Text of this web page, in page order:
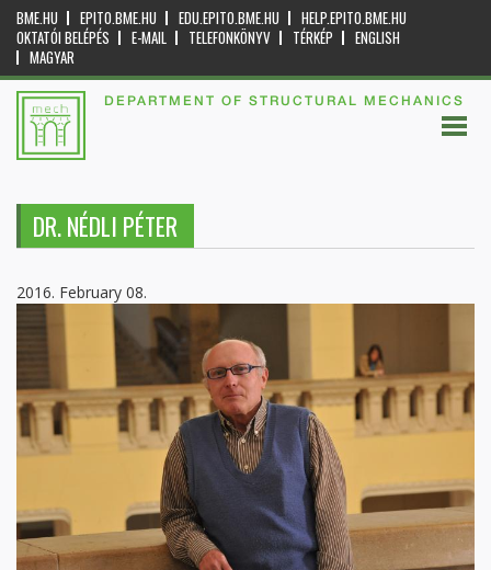
BME.HU EPITO.BME.HU EDU.EPITO.BME.HU
HELP.EPITO.BME.HU
OKTATÓI BELÉPÉS
E-MAIL TELEFONKÖNYV TÉRKÉP
ENGLISH
MAGYAR
DEPARTMENT OF STRUCTURAL MECHANICS
DR. NÉDLI PÉTER
2016. February 08.